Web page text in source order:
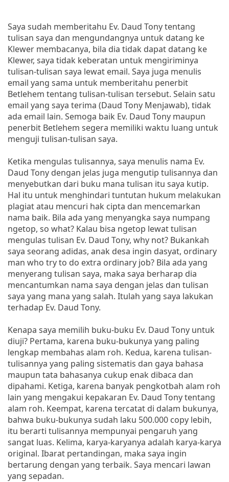
Saya sudah memberitahu Ev. Daud Tony tentang
tulisan saya dan mengundangnya untuk datang ke
Klewer membacanya, bila dia tidak dapat datang ke
Klewer, saya tidak keberatan untuk mengiriminya
tulisan-tulisan saya lewat email. Saya juga menulis
email yang sama untuk memberitahu penerbit
Betlehem tentang tulisan-tulisan tersebut. Selain satu
email yang saya terima (Daud Tony Menjawab), tidak
ada email lain. Semoga baik Ev. Daud Tony maupun
penerbit Betlehem segera memiliki waktu luang untuk
menguji tulisan-tulisan saya.
Ketika mengulas tulisannya, saya menulis nama Ev.
Daud Tony dengan jelas juga mengutip tulisannya dan
menyebutkan dari buku mana tulisan itu saya kutip.
Hal itu untuk menghindari tuntutan hukum melakukan
plagiat atau mencuri hak cipta dan mencemarkan
nama baik. Bila ada yang menyangka saya numpang
ngetop, so what? Kalau bisa ngetop lewat tulisan
mengulas tulisan Ev. Daud Tony, why not? Bukankah
saya seorang adidas, anak desa ingin dasyat, ordinary
man who try to do extra ordinary job? Bila ada yang
menyerang tulisan saya, maka saya berharap dia
mencantumkan nama saya dengan jelas dan tulisan
saya yang mana yang salah. Itulah yang saya lakukan
terhadap Ev. Daud Tony.
Kenapa saya memilih buku-buku Ev. Daud Tony untuk
diuji? Pertama, karena buku-bukunya yang paling
lengkap membahas alam roh. Kedua, karena tulisan-
tulisannya yang paling sistematis dan gaya bahasa
maupun tata bahasanya cukup enak dibaca dan
dipahami. Ketiga, karena banyak pengkotbah alam roh
lain yang mengakui kepakaran Ev. Daud Tony tentang
alam roh. Keempat, karena tercatat di dalam bukunya,
bahwa buku-bukunya sudah laku 500.000 copy lebih,
itu berarti tulisannya mempunyai pengaruh yang
sangat luas. Kelima, karya-karyanya adalah karya-karya
original. Ibarat pertandingan, maka saya ingin
bertarung dengan yang terbaik. Saya mencari lawan
yang sepadan.